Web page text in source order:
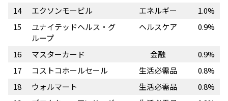
14
エクソンモービル エネルギー
1.0%
15
ユナイテッドヘルス・グ
ループ
ヘルスケア 0.9%
16 マスターカード 金融
0.9%
17
コストコホールセール 生活必需品
0.8%
18
ウォルマート 生活必需品
0.8%